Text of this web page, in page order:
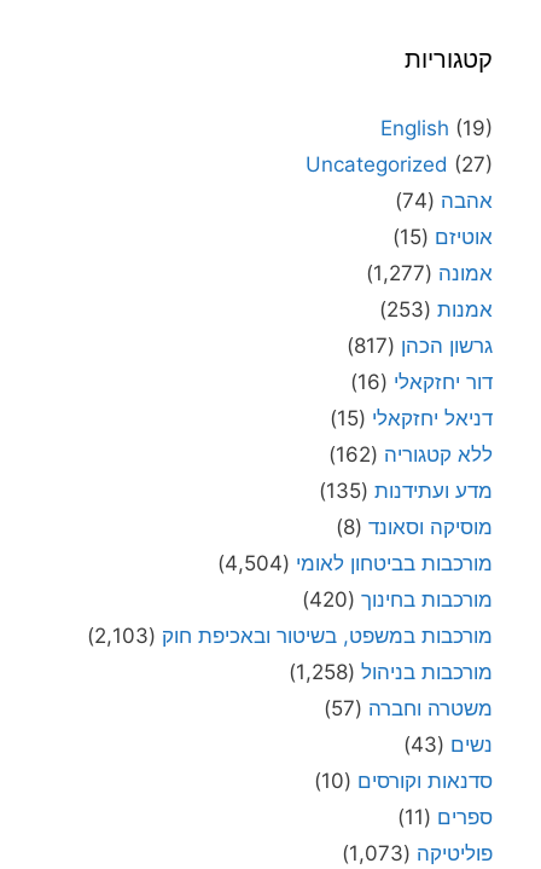
קטגוריות
English (19)
Uncategorized (27)
אהבה (74)
אוטיזם (15)
אמונה (1,277)
אמנות (253)
גרשון הכהן (817)
דור יחזקאלי (16)
דניאל יחזקאלי (15)
ללא קטגוריה (162)
מדע ועתידנות (135)
מוסיקה וסאונד (8)
מורכבות בביטחון לאומי (4,504)
מורכבות בחינוך (420)
מורכבות במשפט, בשיטור ובאכיפת חוק (2,103)
מורכבות בניהול (1,258)
משטרה וחברה (57)
נשים (43)
סדנאות וקורסים (10)
ספרים (11)
פוליטיקה (1,073)